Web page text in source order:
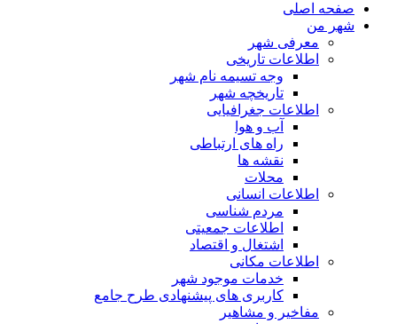
صفحه اصلی
شهر من
معرفی شهر
اطلاعات تاریخی
وجه تسیمه نام شهر
تاریخچه شهر
اطلاعات جغرافیایی
آب و هوا
راه های ارتباطی
نقشه ها
محلات
اطلاعات انسانی
مردم شناسی
اطلاعات جمعیتی
اشتغال و اقتصاد
اطلاعات مکانی
خدمات موجود شهر
کاربری های پیشنهادی طرح جامع
مفاخیر و مشاهیر